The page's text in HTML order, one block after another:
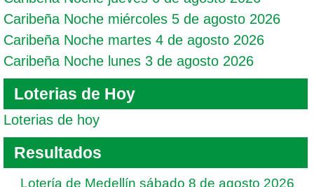
Caribeña Noche miércoles 5 de agosto 2026
Caribeña Noche martes 4 de agosto 2026
Caribeña Noche lunes 3 de agosto 2026
Loterias de Hoy
Loterias de hoy
Resultados
Lotería de Medellín sábado 8 de agosto 2026